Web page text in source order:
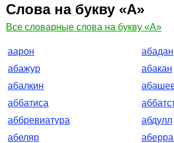
Слова на букву «А»
Все словарные слова на букву «А»
аарон
абадан
абажур
абакан
абалкин
аббатиса
аббревиатура
абдулл
абеляр